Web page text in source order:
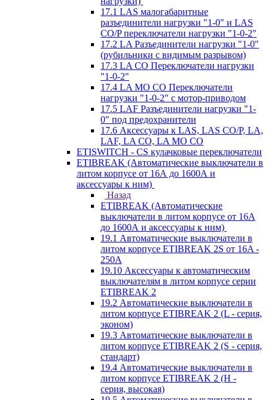
17.1 LAS малогабаритные
разъединители нагрузки "1-0" и LAS
CO/P переключатели нагрузки "1-0-2"
17.2 LA Разъединители нагрузки "1-0"
(рубильники с видимым разрывом)
17.3 LA CO Переключатели нагрузки
"1-0-2"
17.4 LA MO CO Переключатели
нагрузки "1-0-2" с мотор-приводом
17.5 LAF Разъединители нагрузки "1-
0" под предохранители
17.6 Аксессуары к LAS, LAS CO/P, LA,
LAF, LA CO, LA MO CO
ETISWITCH - CS кулачковые переключатели
ETIBREAK (Автоматические выключатели в
литом корпусе от 16А до 1600А и
аксессуары к ним)
Назад
ETIBREAK (Автоматические
выключатели в литом корпусе от 16А
до 1600А и аксессуары к ним)
19.1 Автоматические выключатели в
литом корпусе ETIBREAK 2S от 16A -
250A
19.10 Аксессуары к автоматическим
выключателям в литом корпусе серии
ETIBREAK 2
19.2 Автоматические выключатели в
литом корпусе ETIBREAK 2 (L - серия,
эконом)
19.3 Автоматические выключатели в
литом корпусе ETIBREAK 2 (S - серия,
стандарт)
19.4 Автоматические выключатели в
литом корпусе ETIBREAK 2 (H -
серия, высокая)